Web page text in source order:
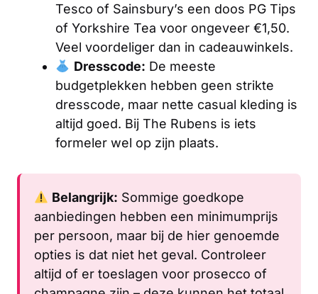
Tesco of Sainsbury’s een doos PG Tips
of Yorkshire Tea voor ongeveer €1,50.
Veel voordeliger dan in cadeauwinkels.
Dresscode: De meeste
budgetplekken hebben geen strikte
dresscode, maar nette casual kleding is
altijd goed. Bij The Rubens is iets
formeler wel op zijn plaats.
Belangrijk: Sommige goedkope
aanbiedingen hebben een minimumprijs
per persoon, maar bij de hier genoemde
opties is dat niet het geval. Controleer
altijd of er toeslagen voor prosecco of